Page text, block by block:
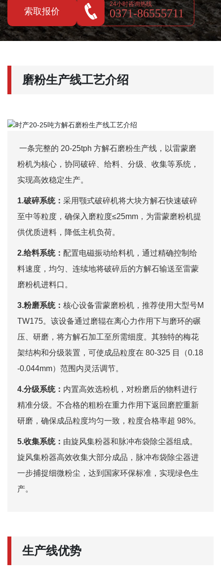
索取报价
24小时咨询热线
0371-86555711
磨粉生产线工艺介绍
一条完整的 20-25tph 方解石磨粉生产线，以雷蒙磨
粉机为核心，协同破碎、给料、分级、收集等系统，
实现高效稳定生产。​
1.破碎系统： 采用颚式破碎机将大块方解石快速破碎
至中等粒度，确保入磨粒度≤25mm，为雷蒙磨粉机提
供优质进料，降低主机负荷。​
2.给料系统： 配置电磁振动给料机，通过精确控制给
料速度，均匀、连续地将破碎后的方解石输送至雷蒙
磨粉机进料口。
3.粉磨系统： 核心设备雷蒙磨粉机，推荐使用大型号M
TW175。该设备通过磨辊在离心力作用下与磨环的碾
压、研磨，将方解石加工至所需细度。其独特的梅花
架结构和分级装置，可使成品粒度在 80-325 目（0.18
-0.044mm）范围内灵活调节。 ​
4.分级系统： 内置高效选粉机，对粉磨后的物料进行
精准分级。不合格的粗粉在重力作用下返回磨腔重新
研磨，确保成品粒度均匀一致，粒度合格率超 98%。​
5.收集系统： 由旋风集粉器和脉冲布袋除尘器组成。
旋风集粉器高效收集大部分成品，脉冲布袋除尘器进
一步捕捉细微粉尘，达到国家环保标准，实现绿色生
产。
生产线优势